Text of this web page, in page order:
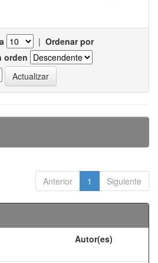
| Ordenar por
orden
Anterior 1 Siguiente
Autor(es)